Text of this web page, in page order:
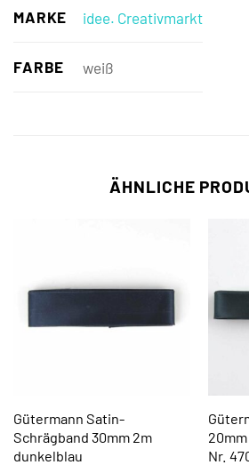
MARKE idee. Creativmarkt
FARBE weiß
ÄHNLICHE
Gütermann Satin-
Schrägband 30mm 2m
dunkelblau
Nr.